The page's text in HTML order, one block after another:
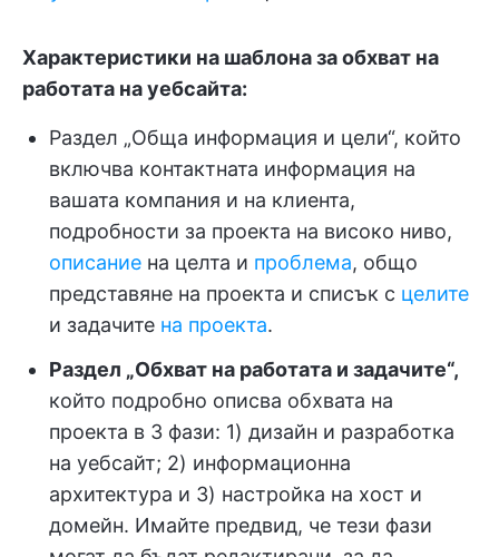
Характеристики на шаблона за обхват на
работата на уебсайта:
Раздел „Обща информация и цели“, който
включва контактната информация на
вашата компания и на клиента,
подробности за проекта на високо ниво,
описание на целта и проблема, общо
представяне на проекта и списък с целите
и задачите на проекта.
Раздел „Обхват на работата и задачите“,
който подробно описва обхвата на
проекта в 3 фази: 1) дизайн и разработка
на уебсайт; 2) информационна
архитектура и 3) настройка на хост и
домейн. Имайте предвид, че тези фази